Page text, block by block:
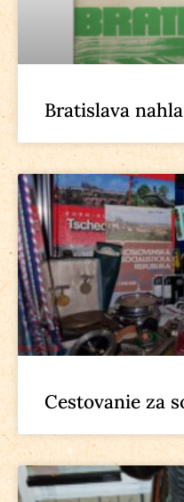
Bratislava
Cestovanie za